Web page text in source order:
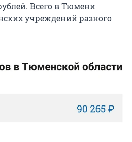
Всего в Тюмени
учреждений разного